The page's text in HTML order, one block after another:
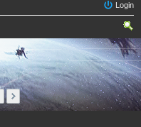
Login
ear
ch